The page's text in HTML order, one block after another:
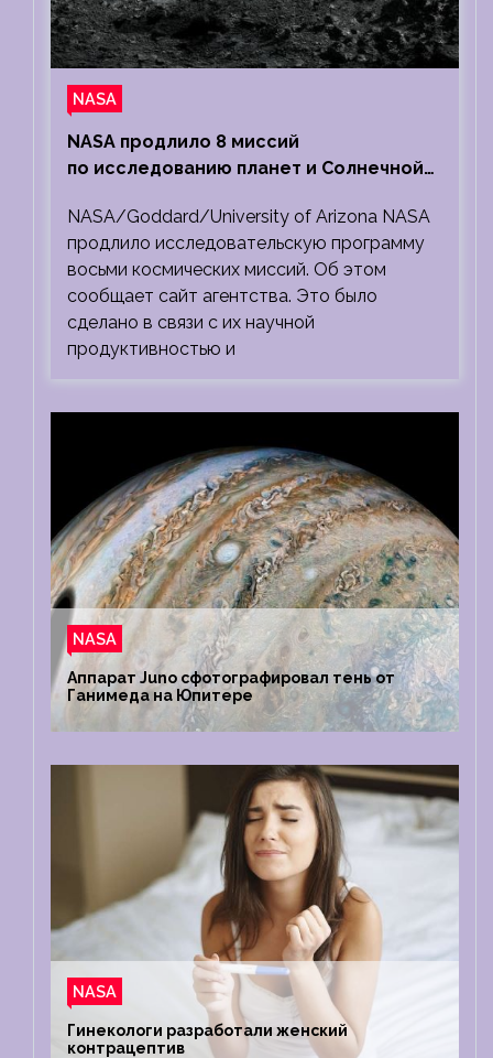
NASA
NASA продлило 8 миссий
по исследованию планет и Солнечной
NASA/Goddard/University of Arizona NASA
продлило исследовательскую программу
восьми космических миссий. Об этом
сообщает сайт агентства. Это было
сделано в связи с их научной
продуктивностью и
NASA
Аппарат Juno сфотографировал тень от
Ганимеда на Юпитере
NASA
Гинекологи разработали женский
контрацептив